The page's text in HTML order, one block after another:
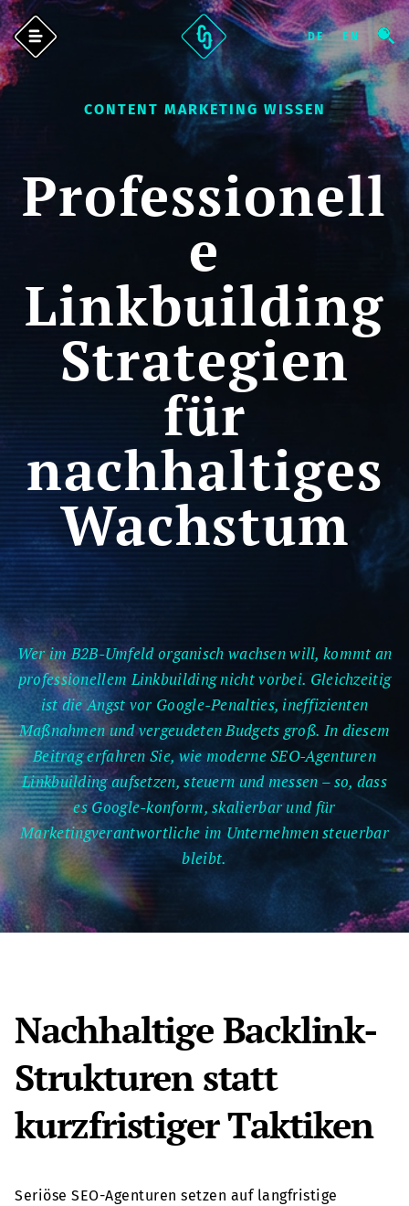
CONTENT MARKETING WISSEN
Professionell
e
Linkbuilding
Strategien
für
nachhaltiges
Wachstum
Wer im B2B-Umfeld organisch wachsen will, kommt an
professionellem Linkbuilding nicht vorbei. Gleichzeitig
ist die Angst vor Google-Penalties, ineffizienten
Maßnahmen und vergeudeten Budgets groß. In diesem
Beitrag erfahren Sie, wie moderne SEO-Agenturen
Linkbuilding aufsetzen, steuern und messen – so, dass
es Google-konform, skalierbar und für
Marketingverantwortliche im Unternehmen steuerbar
bleibt.
Nachhaltige Backlink-
Strukturen statt
kurzfristiger Taktiken
Seriöse SEO-Agenturen setzen auf langfristige